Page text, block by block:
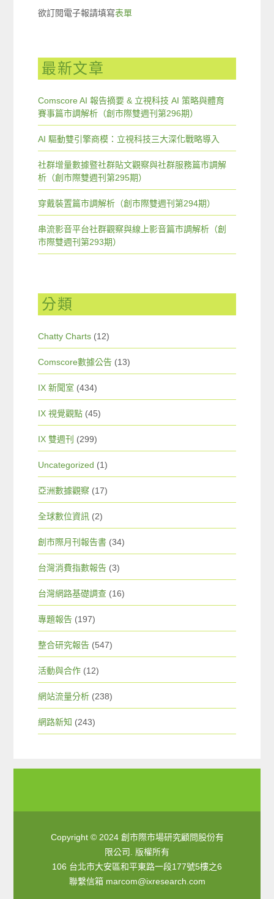
欲訂閱電子報請填寫表單
最新文章
Comscore AI 報告摘要 & 立視科技 AI 策略與體育
賽事篇市調解析（創市際雙週刊第296期）
AI 驅動雙引擎商模：立視科技三大深化戰略導入
社群增量數據暨社群貼文觀察與社群服務篇市調解
析（創市際雙週刊第295期）
穿戴裝置篇市調解析（創市際雙週刊第294期）
串流影音平台社群觀察與線上影音篇市調解析（創
市際雙週刊第293期）
分類
Chatty Charts (12)
Comscore數據公告 (13)
IX 新聞室 (434)
IX 視覺觀點 (45)
IX 雙週刊 (299)
Uncategorized (1)
亞洲數據觀察 (17)
全球數位資訊 (2)
創市際月刊報告書 (34)
台灣消費指數報告 (3)
台灣網路基礎調查 (16)
專題報告 (197)
整合研究報告 (547)
活動與合作 (12)
網站流量分析 (238)
網路新知 (243)
Copyright © 2024 創市際市場研究顧問股份有
限公司. 版權所有
106 台北市大安區和平東路一段177號5樓之6
聯繫信箱 marcom@ixresearch.com